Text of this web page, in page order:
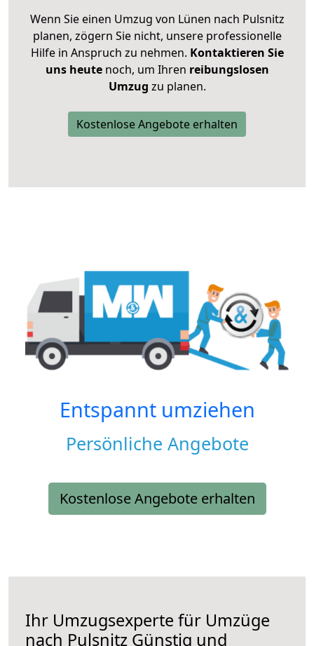
Wenn Sie einen Umzug von Lünen nach Pulsnitz
planen, zögern Sie nicht, unsere professionelle
Hilfe in Anspruch zu nehmen. Kontaktieren Sie
uns heutenoch, um Ihren reibungslosen
Umzug zu planen.
Kostenlose Angebote erhalten
Entspannt umziehen
Persönliche Angebote
Kostenlose Angebote erhalten
Ihr Umzugsexperte für Umzüge
nach Pulsnitz Günstig und